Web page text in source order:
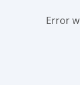
Error